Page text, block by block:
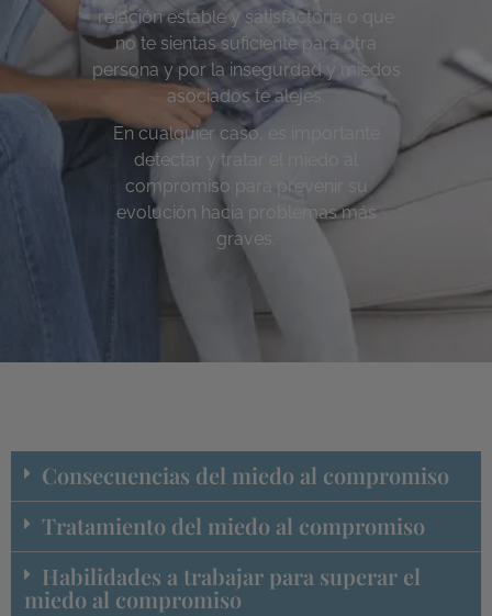
relación estable y satisfactoria o que
no te sientas suficiente para otra
persona y por la insegurdad y miedos
asociados te alejes.
En cualquier caso, es importante
detectar y tratar el miedo al
compromiso para prevenir su
evolución hacia problemas más
graves.
Consecuencias del miedo al compromiso
Tratamiento del miedo al compromiso
Habilidades a trabajar para superar el
miedo al compromiso